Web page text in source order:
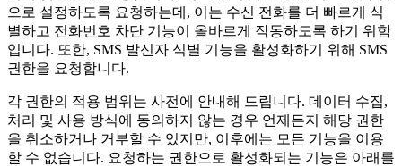
으로 설정하도록 요청하는데, 이는 수신 전화를 더 빠르게 식
별하고 전화번호 차단 기능이 올바르게 작동하도록 하기 위함
입니다. 또한, SMS 발신자 식별 기능을 활성화하기 위해 SMS
권한을 요청합니다.
각 권한의 적용 범위는 사전에 안내해 드립니다. 데이터 수집,
처리 및 사용 방식에 동의하지 않는 경우 언제든지 해당 권한
을 취소하거나 거부할 수 있지만, 이후에는 모든 기능을 이용
할 수 없습니다. 요청하는 권한으로 활성화되는 기능은 아래를